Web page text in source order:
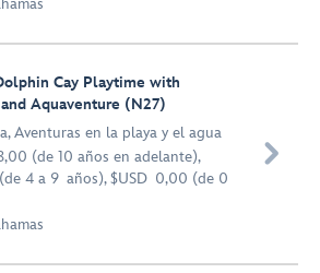
Cay Playtime with
Aquaventure (N27)
,Aventuras en la playa y el agua
(de 10 años en adelante),
4 a 9 años), $USD 0,00 (de 0
